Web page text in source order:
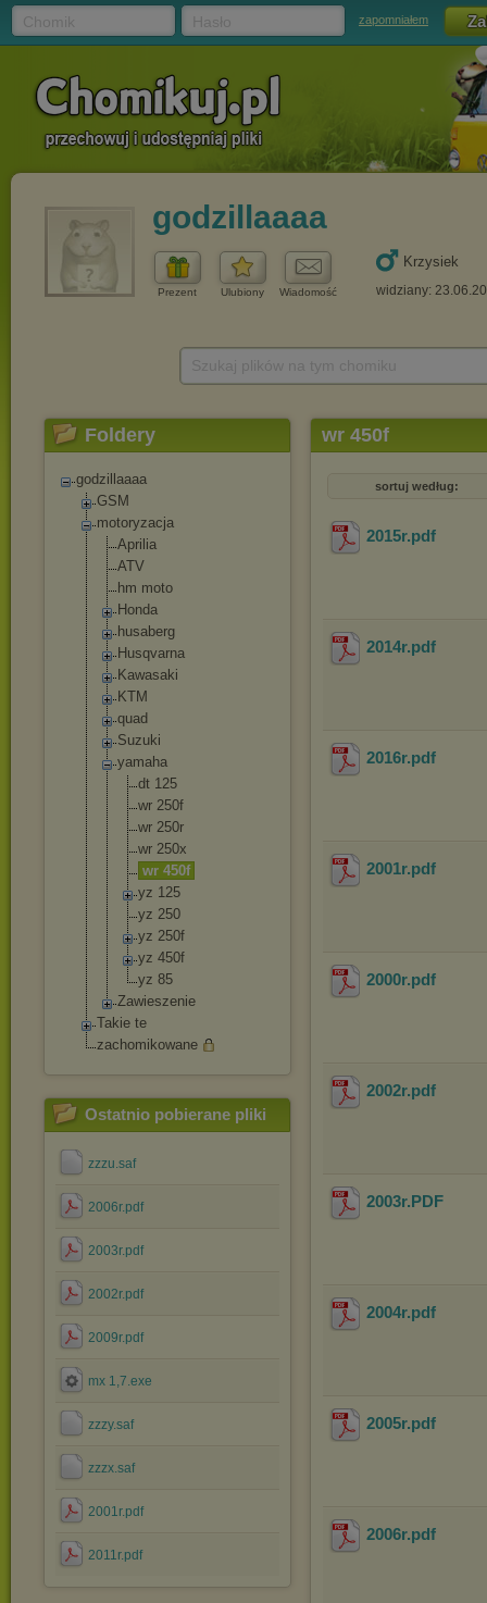
zapomniałem
godzillaaaa
Prezent Ulubiony Wiadomość
Krzysiek
widziany:
Foldery
godzillaaaa
GSM
motoryzacja
Aprilia
ATV
hm moto
Honda
husaberg
Husqvarna
Kawasaki
KTM
quad
Suzuki
yamaha
dt 125
wr 250f
wr 250r
wr 250x
wr 450f
yz 125
yz 250
yz 250f
yz 450f
yz 85
Zawieszenie
Takie te
zachomikowane
Ostatnio pobierane pliki
zzzu.saf
2006r.pdf
2003r.pdf
2002r.pdf
2009r.pdf
mx 1,7.exe
zzzy.saf
zzzx.saf
2001r.pdf
2011r.pdf
wr 450f
sortuj według:
2015r.pdf
2014r.pdf
2016r.pdf
2001r.pdf
2000r.pdf
2002r.pdf
2003r.PDF
2004r.pdf
2005r.pdf
2006r.pdf